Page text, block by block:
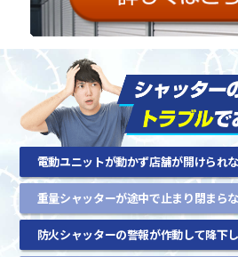
電動ユニットが動かず店舗が開けられ
重量シャッターが途中で止まり閉まら
防火シャッターの警報が作動して降下